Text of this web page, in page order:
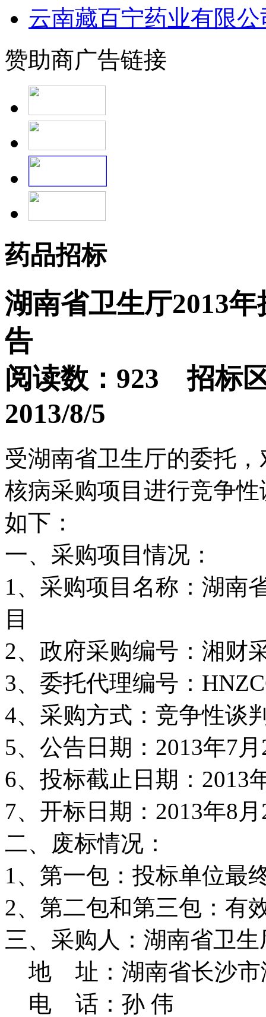
云南藏百宁药业有限公
赞助商广告链接
药品招标
湖南省卫生厅2013
告
阅读数：923 招标
2013/8/5
受湖南省卫生厅的委托
核病采购项目进行竞争
如下：
一、采购项目情况：
1、采购项目名称：湖南
目
2、政府采购编号：湘财
3、委托代理编号：
4、采购方式：竞争性谈
5、公告日期：2013年7
6、投标截止日期：2013
7、开标日期：2013年8
二、废标情况：
1、第一包：投标单位最
2、第二包和第三包：有
三、采购人：湖南省卫生
地 址：湖南省长沙市
电 话：孙 伟